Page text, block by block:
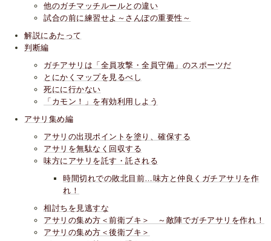
他のガチマッチルールとの違い
試合の前に練習せよ～さんぽの重要性～
解説にあたって
判断編
ガチアサリは「全員攻撃・全員守備」のスポーツだ
とにかくマップを見るべし
死にに行かない
「カモン！」を有効利用しよう
アサリ集め編
アサリの出現ポイントを塗り、確保する
アサリを無駄なく回収する
味方にアサリを託す・託される
時間切れでの敗北目前…味方と仲良くガチアサリを作
れ！
相討ちを見逃すな
アサリの集め方＜前衛ブキ＞ ～敵陣でガチアサリを作れ！
アサリの集め方＜後衛ブキ＞